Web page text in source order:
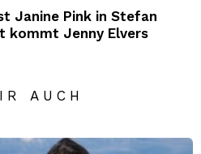
Janine Pink in Stefan
kommt Jenny Elvers
AUCH